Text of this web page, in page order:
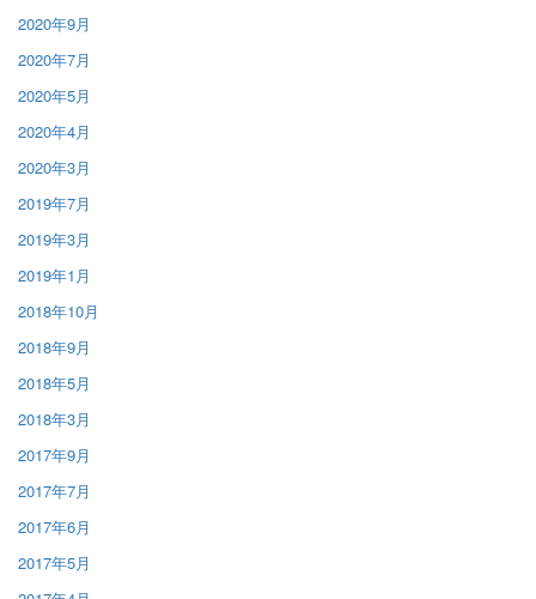
2020年9月
2020年7月
2020年5月
2020年4月
2020年3月
2019年7月
2019年3月
2019年1月
2018年10月
2018年9月
2018年5月
2018年3月
2017年9月
2017年7月
2017年6月
2017年5月